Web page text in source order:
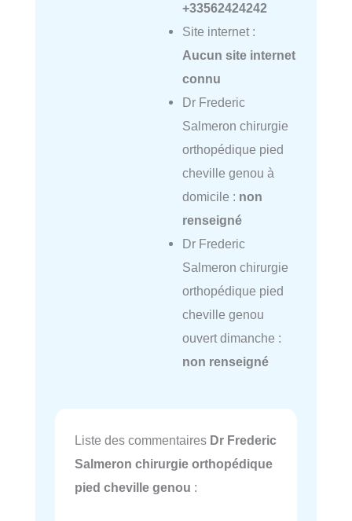
+33562424242
Site internet :
Aucun site internet
connu
Dr Frederic
Salmeron chirurgie
orthopédique pied
cheville genou à
domicile : non
renseigné
Dr Frederic
Salmeron chirurgie
orthopédique pied
cheville genou
ouvert dimanche :
non renseigné
Liste des commentaires Dr Frederic
Salmeron chirurgie orthopédique
pied cheville genou :